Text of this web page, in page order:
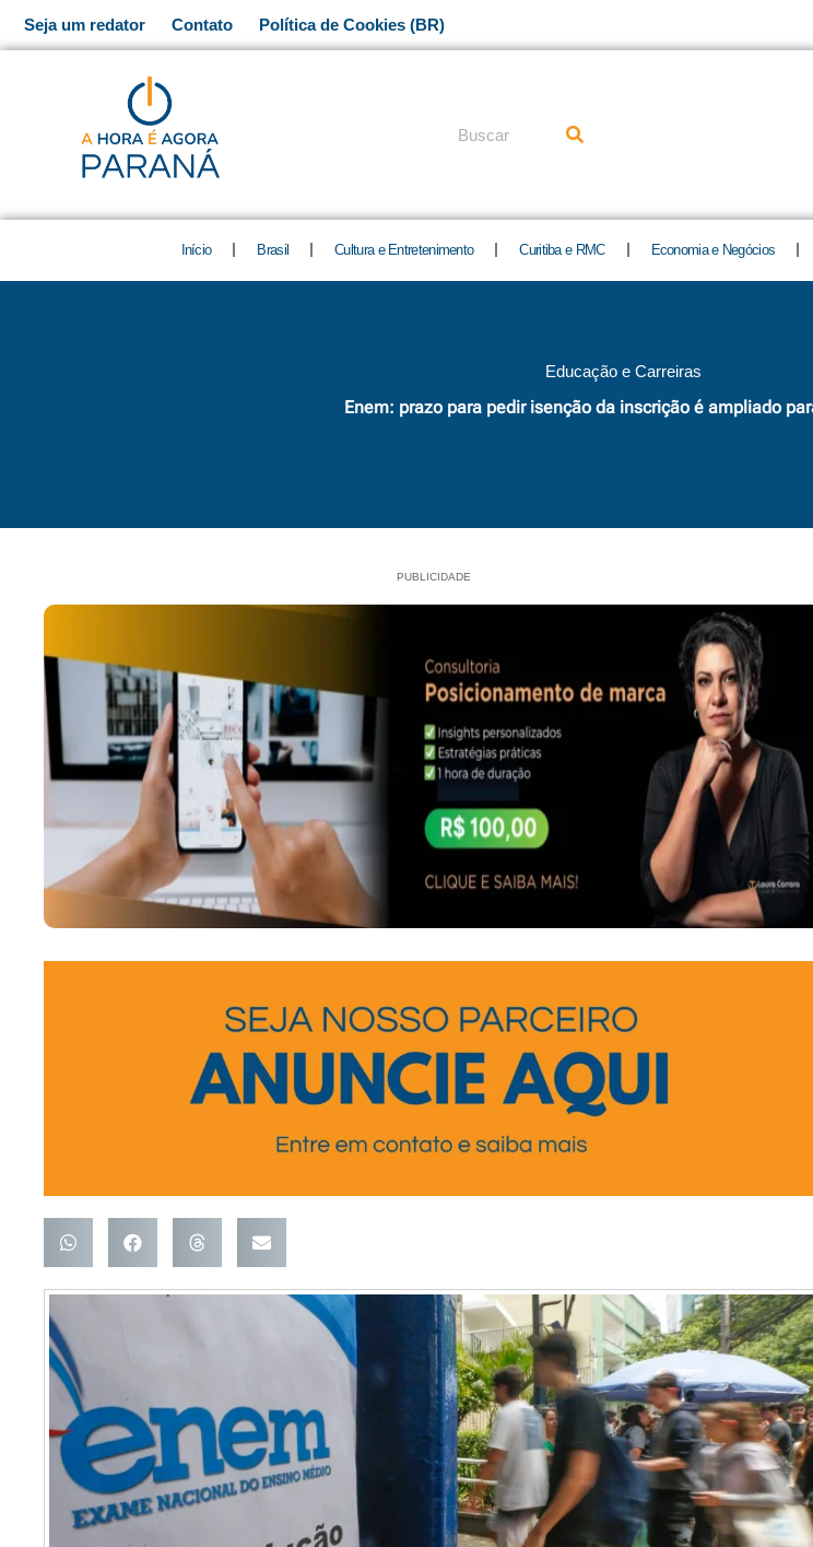
para
Seja um redator Contato Política de Cookies (BR)
Pesquisar
Início Brasil Cultura e Entretenimento Curitiba e RMC Economia e Negócios
Educação e Carreiras
Enem: prazo para pedir isenção da inscrição é ampliado
PUBLICIDADE